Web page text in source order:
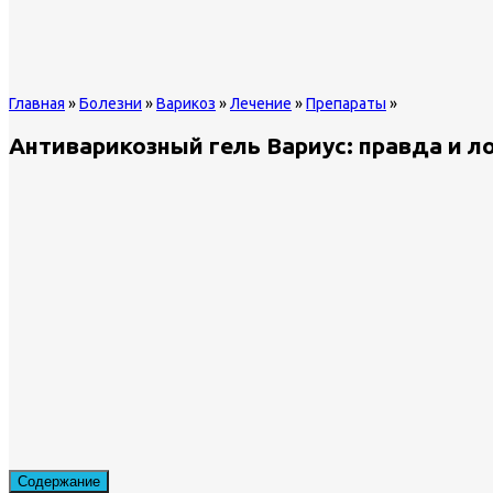
Главная »Болезни »Варикоз »Лечение »Препараты »
Антиварикозный гель Вариус: правда и
Содержание